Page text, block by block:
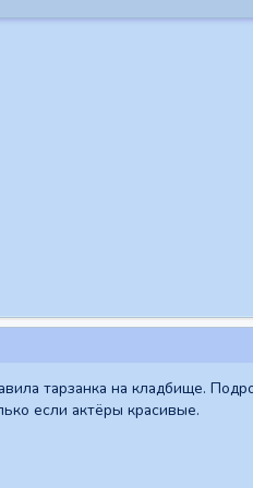
тарзанка на кладбище.
если актёры красивые.